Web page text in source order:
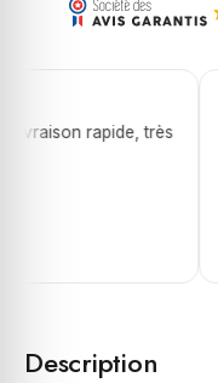
rapide, très
Description